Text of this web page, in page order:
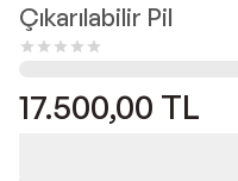
Çıkarılabilir Pil
17.500,00 TL